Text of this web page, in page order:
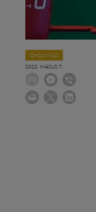
ÖKÖLVÍVÁS
2022. MÁJUS 7.